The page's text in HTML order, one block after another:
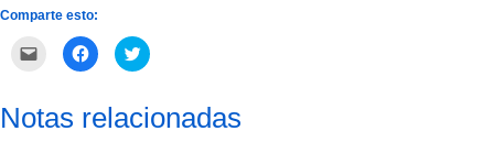
Comparte esto:
correo
electrónico
Haz
clic
Facebook
(Se
Haz
clic
en
Twitter
(Se
Notas relacionadas